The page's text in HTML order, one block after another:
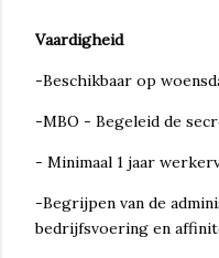
Vaardigheid
-Beschikbaar op
-MBO - Begeleid de
- Minimaal 1 jaar
-Begrijpen van de
bedrijfsvoering en